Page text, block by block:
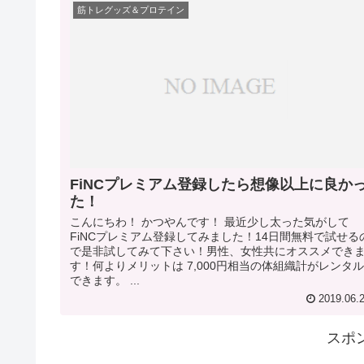
筋トレグッズ＆プロテイン
FiNCプレミアム登録したら想像以上に良か
た！
こんにちわ！ かつやんです！ 最近少し太った気がして
FiNCプレミアム登録してみました！14日間無料で試せる
で是非試してみて下さい！男性、女性共にオススメできま
す！何よりメリットは 7,000円相当の体組織計がレンタル
できます。 ...
スポ